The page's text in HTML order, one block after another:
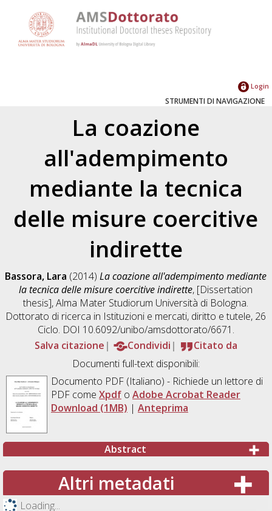
Login
STRUMENTI DI NAVIGAZIONE
La coazione
all'adempimento
mediante la tecnica
delle misure coercitive
indirette
Bassora, Lara (2014)La coazione all'adempimento mediante
la tecnica delle misure coercitive indirette, [Dissertation
thesis], Alma Mater Studiorum Università di Bologna.
Dottorato di ricerca in Istituzioni e mercati, diritto e tutele, 26
Ciclo. DOI 10.6092/unibo/amsdottorato/6671.
Salva citazione
Condividi
Citato da
Documenti full-text disponibili:
Documento PDF(Italiano) - Richiede un lettore di
PDF come Xpdfo Adobe Acrobat Reader
Download (1MB) | Anteprima
Abstract
Altri metadati
Loading...